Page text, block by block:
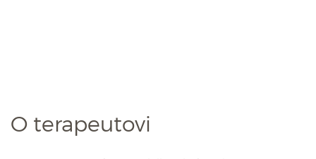
O terapeutovi